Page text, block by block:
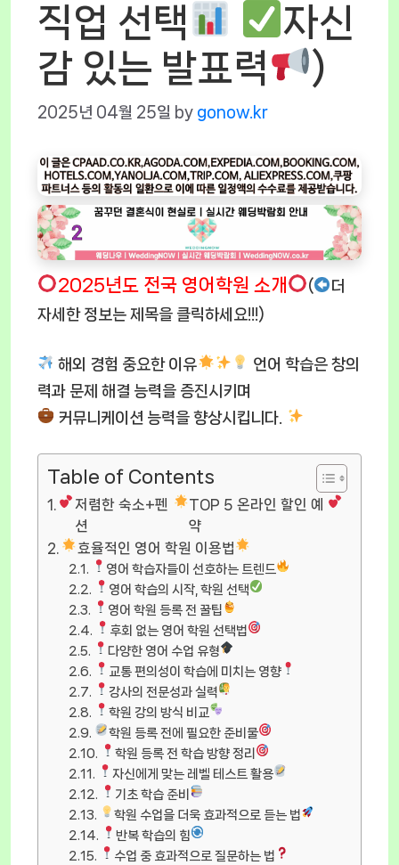
직업 선택
자신
감 있는 발표력
)
2025년 04월 25일 by gonow.kr
2025년도 전국 영어학원 소개 (
더
자세한 정보는 제목을 클릭하세요!!!)
해외 경험 중요한 이유
언어 학습은 창의
력과 문제 해결 능력을 증진시키며
커뮤니케이션 능력을 향상시킵니다.
Table of Contents
저렴한 숙소+펜
션
TOP 5 온라인 할인 예
약
효율적인 영어 학원 이용법
영어 학습자들이 선호하는 트렌드
영어 학습의 시작, 학원 선택
영어 학원 등록 전 꿀팁
후회 없는 영어 학원 선택법
다양한 영어 수업 유형
교통 편의성이 학습에 미치는 영향
강사의 전문성과 실력
학원 강의 방식 비교
학원 등록 전에 필요한 준비물
학원 등록 전 학습 방향 정리
자신에게 맞는 레벨 테스트 활용
기초 학습 준비
학원 수업을 더욱 효과적으로 듣는 법
반복 학습의 힘
수업 중 효과적으로 질문하는 법